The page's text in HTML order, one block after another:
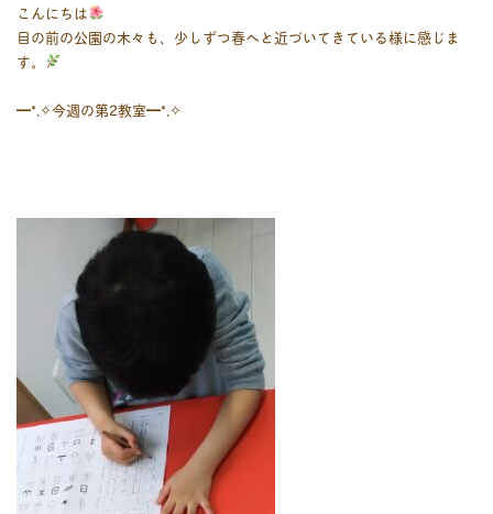
こんにちは
目の前の公園の木々も、少しずつ春へと近づいてきている様に感じま
す。
━*⁠.⁠✧今週の第2教室━⁠*⁠.⁠✧